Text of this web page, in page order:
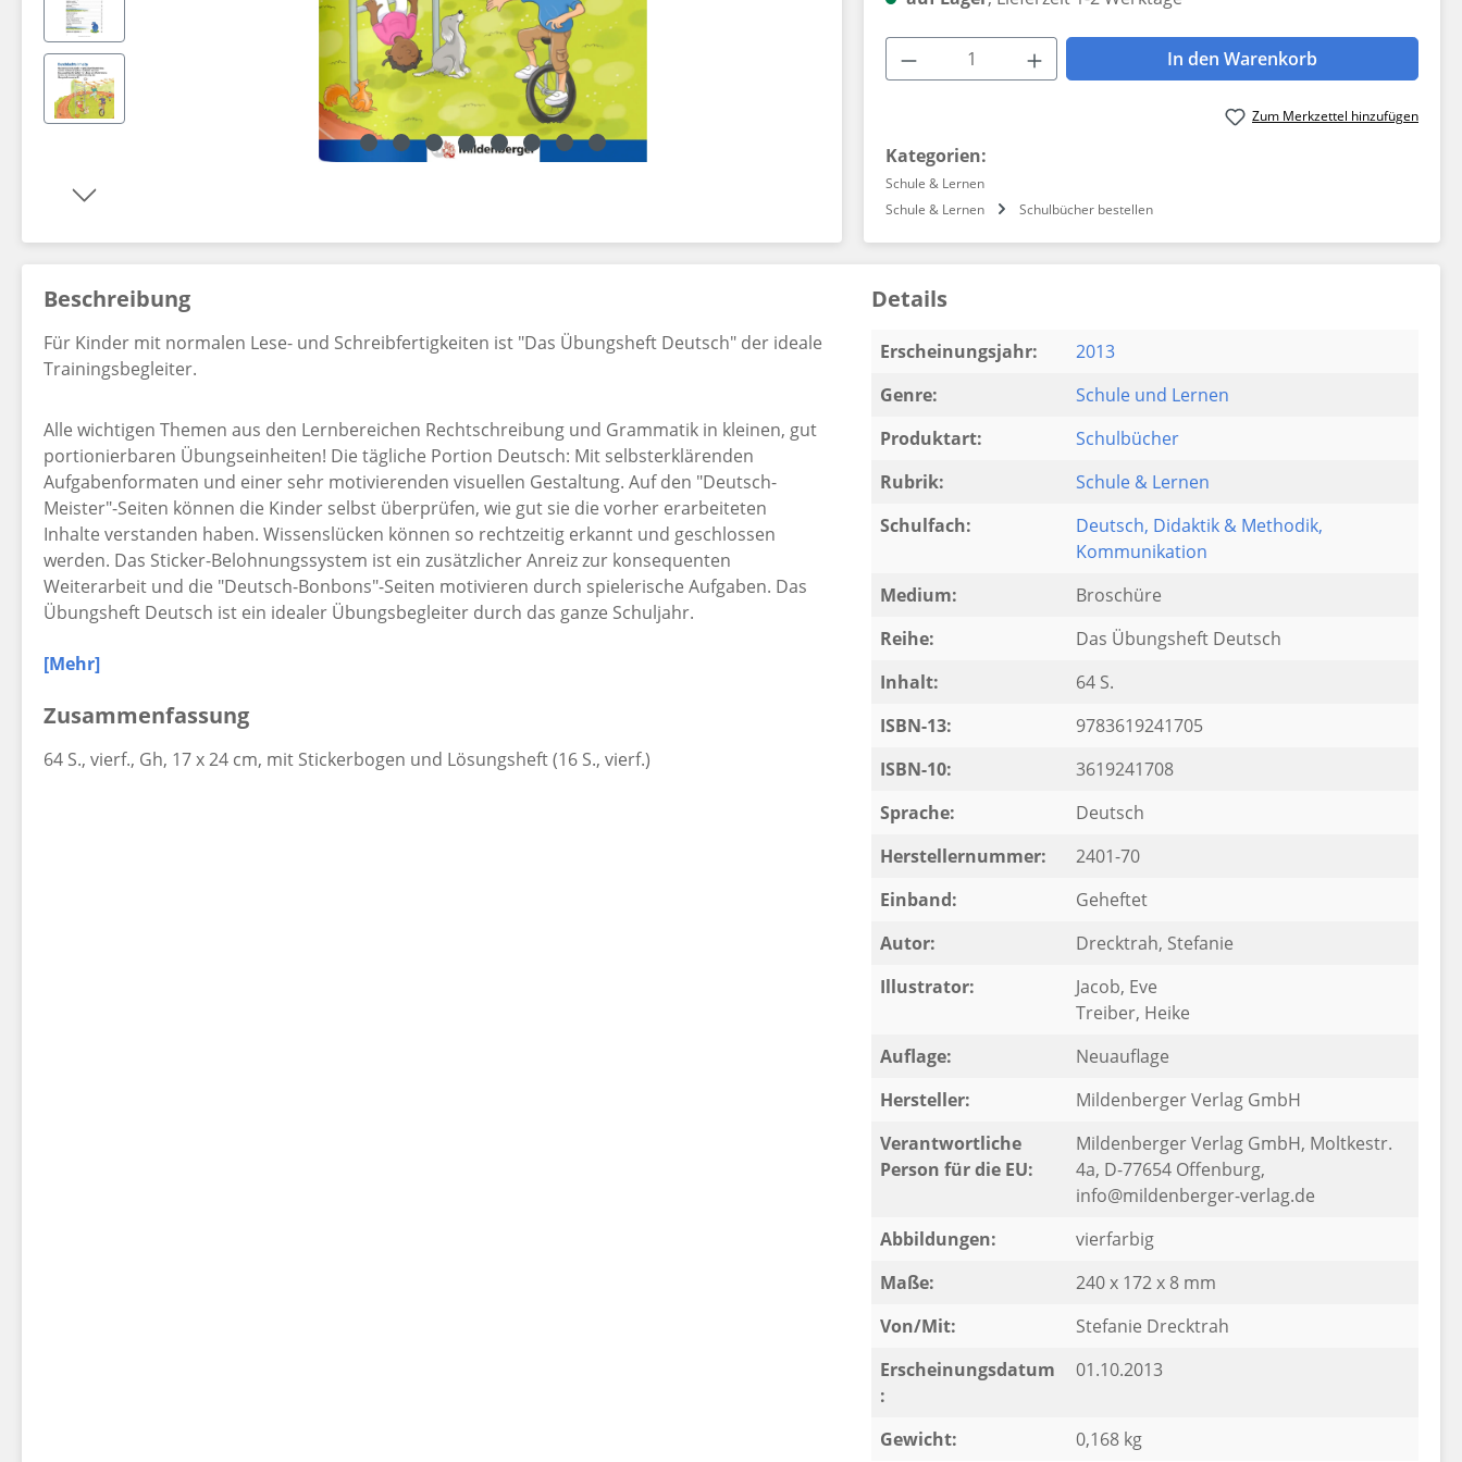
Produkt Anzahl: Gib den gewünschten Wert
In den Warenkorb
Zum Merkzettel hinzufügen
Kategorien:
Schule & Lernen
Schule & Lernen
Schulbücher bestellen
Beschreibung
Für Kinder mit normalen Lese- und Schreibfertigkeiten ist "Das Übungsheft Deutsch" der ideale
Trainingsbegleiter.
Alle wichtigen Themen aus den Lernbereichen Rechtschreibung und Grammatik in kleinen, gut
portionierbaren Übungseinheiten! Die tägliche Portion Deutsch: Mit selbsterklärenden
Aufgabenformaten und einer sehr motivierenden visuellen Gestaltung. Auf den "Deutsch-
Meister"-Seiten können die Kinder selbst überprüfen, wie gut sie die vorher erarbeiteten
Inhalte verstanden haben. Wissenslücken können so rechtzeitig erkannt und geschlossen
werden. Das Sticker-Belohnungssystem ist ein zusätzlicher Anreiz zur konsequenten
Weiterarbeit und die "Deutsch-Bonbons"-Seiten motivieren durch spielerische Aufgaben. Das
Übungsheft Deutsch ist ein idealer Übungsbegleiter durch das ganze Schuljahr.
In den Übungsheften für die Klassen 1 bis 4 werden die jeweils wichtigsten Lerninhalte der
wiederholt und vertieft.
[Mehr]
Zusammenfassung
64 S., vierf., Gh, 17 x 24 cm, mit Stickerbogen und Lösungsheft (16 S., vierf.)
Details
Erscheinungsjahr:
2013
Genre:
Schule und Lernen
Produktart:
Schulbücher
Rubrik:
Schule & Lernen
Schulfach:
Deutsch, Didaktik & Methodik,
Kommunikation
Medium:
Broschüre
Reihe:
Das Übungsheft Deutsch
Inhalt:
64 S.
ISBN-13:
9783619241705
ISBN-10:
3619241708
Sprache:
Deutsch
Herstellernummer:
2401-70
Einband:
Geheftet
Autor:
Drecktrah, Stefanie
Illustrator:
Jacob, Eve
Treiber, Heike
Auflage:
Neuauflage
Hersteller:
Mildenberger Verlag GmbH
Verantwortliche
Person für die EU:
Mildenberger Verlag GmbH, Moltkestr.
4a, D-77654 Offenburg,
info@mildenberger-verlag.de
Abbildungen:
vierfarbig
Maße:
240 x 172 x 8 mm
Von/Mit:
Stefanie Drecktrah
Erscheinungsdatum
:
01.10.2013
Gewicht: 0,168 kg